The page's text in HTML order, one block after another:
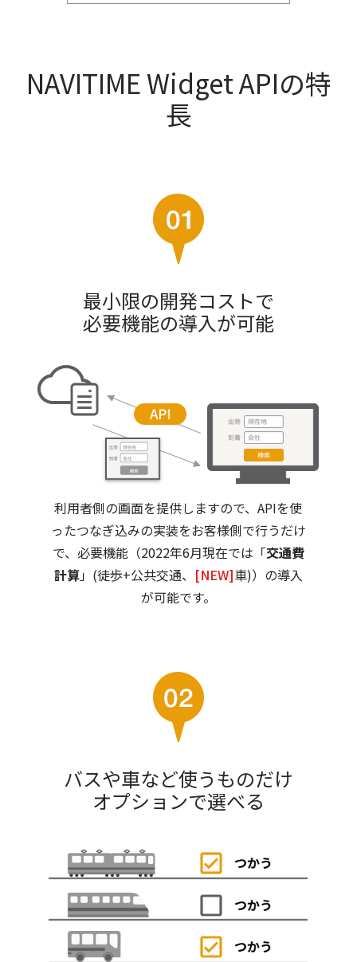
NAVITIME Widget APIの特
長
最小限の開発コストで
必要機能の導入が可能
利用者側の画面を提供しますので、APIを使
ったつなぎ込みの実装をお客様側で行うだけ
で、必要機能（2022年6月現在では「交通費
計算」(徒歩+公共交通、 [NEW]車)）の導入
が可能です。
バスや車など使うものだけ
オプションで選べる